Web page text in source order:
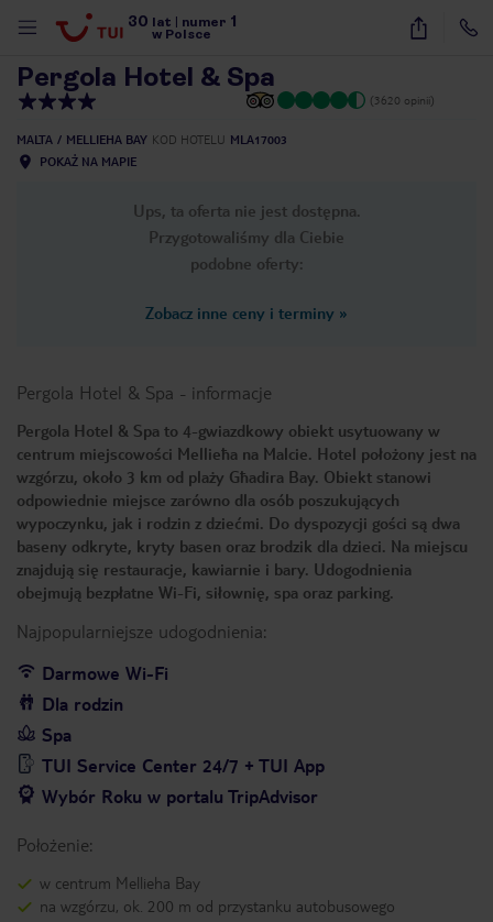
30 lat numer 1
w Polsce
34
Pergola Hotel & Spa
(3620 opinii)
MALTA MELLIEHA BAY KOD HOTELU MLA17003
POKAŻ NA MAPIE
Ups, ta oferta nie jest dostępna.
Przygotowaliśmy dla Ciebie
podobne oferty:
Zobacz inne ceny i terminy »
Pergola Hotel & Spa - informacje
Pergola Hotel & Spa to 4-gwiazdkowy obiekt usytuowany w
centrum miejscowości Mellieħa na Malcie. Hotel położony jest na
wzgórzu, około 3 km od plaży Għadira Bay. Obiekt stanowi
odpowiednie miejsce zarówno dla osób poszukujących
wypoczynku, jak i rodzin z dziećmi. Do dyspozycji gości są dwa
baseny odkryte, kryty basen oraz brodzik dla dzieci. Na miejscu
znajdują się restauracje, kawiarnie i bary. Udogodnienia
obejmują bezpłatne Wi-Fi, siłownię, spa oraz parking.
Najpopularniejsze udogodnienia:
Darmowe Wi-Fi
Dla rodzin
Spa
TUI Service Center 24/7 + TUI App
Wybór Roku w portalu TripAdvisor
Położenie:
w centrum Mellieha Bay
na wzgórzu, ok. 200 m od przystanku autobusowego